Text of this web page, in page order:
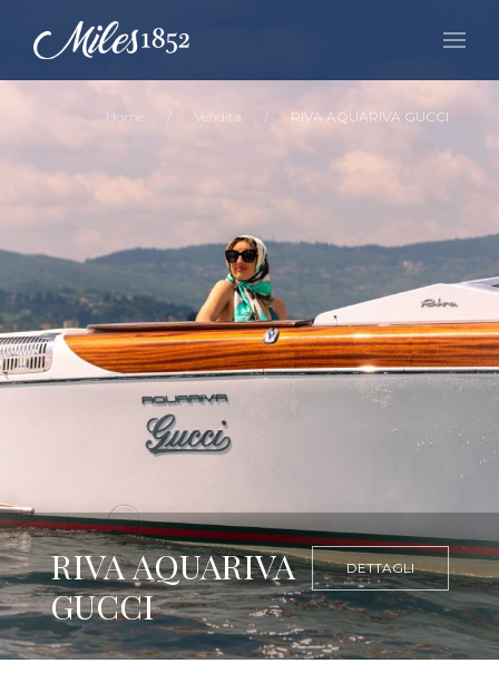
Home Vendita RIVA AQUARIVA GUCCI
RIVA AQUARIVA
GUCCI
DETTAGLI